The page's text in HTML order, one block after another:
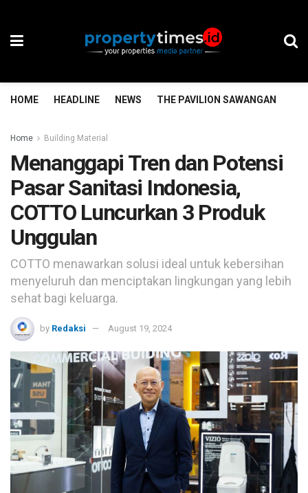
HOME HEADLINE NEWS THE PAVILION SAWANGAN
Home Building Material
Menanggapi Tren dan Potensi
Pasar Sanitasi Indonesia,
COTTO Luncurkan 3 Produk
Unggulan
COTTO menawarkan solusi ideal untuk kebersihan
menyeluruh dan menciptakan lingkungan yang lebih
sehat bagi keluarga.
by Redaksi August 19, 2024